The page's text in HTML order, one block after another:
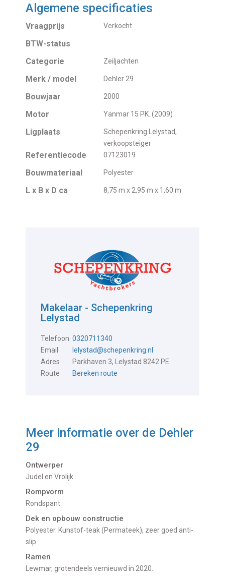
Algemene specificaties
Vraagprijs Verkocht
BTW-status
Categorie
Zeiljachten
Merk / model Dehler 29
Bouwjaar 2000
Motor Yanmar 15 PK. (2009)
Ligplaats
Schepenkring Lelystad,
verkoopsteiger
Referentiecode 07123019
Bouwmateriaal Polyester
L x B x D ca 8,75 m x 2,95 m x 1,60 m
Makelaar - Schepenkring
Lelystad
Telefoon 0320711340
Email
lelystad@schepenkring.nl
Adres
Parkhaven 3, Lelystad 8242 PE
Route
Bereken route
Meer informatie over de Dehler
29
Ontwerper
Judel en Vrolijk
Rompvorm
Rondspant
Dek en opbouw constructie
Polyester. Kunstof-teak (Permateek), zeer goed anti-
slip
Ramen
Lewmar, grotendeels vernieuwd in 2020.